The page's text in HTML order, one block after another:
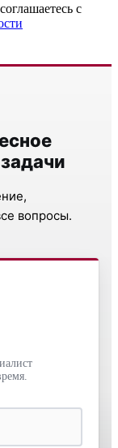
c
вопросы.